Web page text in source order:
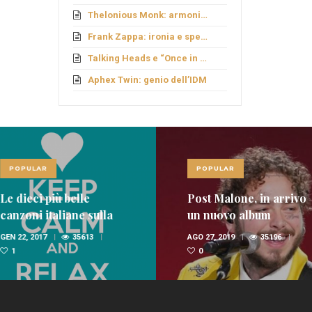
Thelonious Monk: armonie fuori schema
Frank Zappa: ironia e sperimentazione
Talking Heads e “Once in a Lifetime”
Aphex Twin: genio dell’IDM
più belle
italiane sulla
35613
POPULAR
Post Malone, in arrivo
un nuovo album
AGO 27, 2019
35196